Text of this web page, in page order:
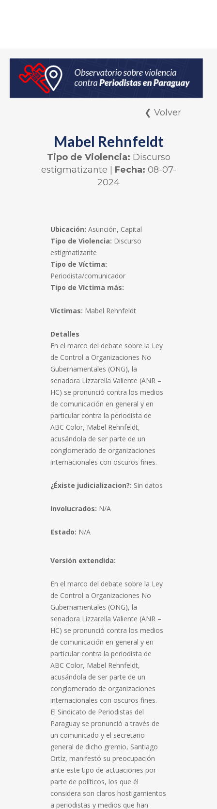
❮ Volver
Mabel Rehnfeldt
Tipo de Violencia: Discurso
estigmatizante
Fecha: 08-07-
2024
Ubicación: Asunción, Capital
Tipo de Violencia: Discurso
estigmatizante
Tipo de Víctima:
Periodista/comunicador
Tipo de Víctima más:
Víctimas: Mabel Rehnfeldt
Detalles
En el marco del debate sobre la Ley
de Control a Organizaciones No
Gubernamentales (ONG), la
senadora Lizzarella Valiente (ANR –
HC) se pronunció contra los medios
de comunicación en general y en
particular contra la periodista de
ABC Color, Mabel Rehnfeldt,
acusándola de ser parte de un
conglomerado de organizaciones
internacionales con oscuros fines.
¿Éxiste judicializacion?: Sin datos
Involucrados: N/A
Estado: N/A
Versión extendida:
En el marco del debate sobre la Ley
de Control a Organizaciones No
Gubernamentales (ONG), la
senadora Lizzarella Valiente (ANR –
HC) se pronunció contra los medios
de comunicación en general y en
particular contra la periodista de
ABC Color, Mabel Rehnfeldt,
acusándola de ser parte de un
conglomerado de organizaciones
internacionales con oscuros fines.
El Sindicato de Periodistas del
Paraguay se pronunció a través de
un comunicado y el secretario
general de dicho gremio, Santiago
Ortíz, manifestó su preocupación
ante este tipo de actuaciones por
parte de políticos, los que él
considera son claros hostigamientos
a periodistas y medios que han